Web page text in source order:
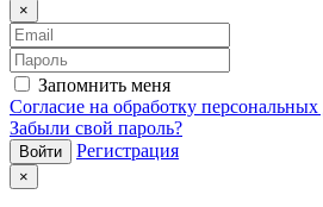
×
Запомнить меня
Согласие на обработку
Забыли свой пароль?
Регистрация
×